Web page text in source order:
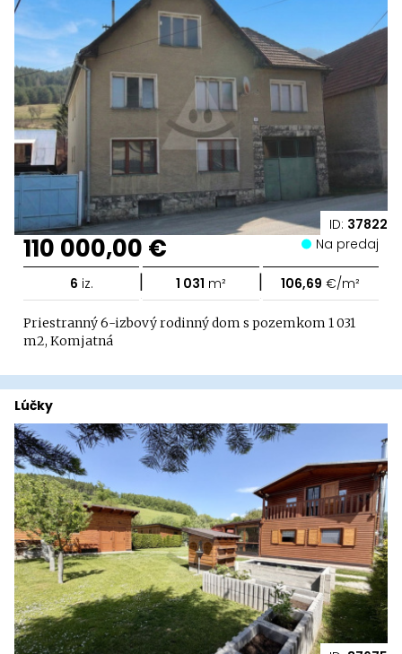
ID: 37822
110 000,00 € Na predaj
6 iz. | 1 031 m² | 106,69 €/m²
Priestranný 6-izbový rodinný dom s pozemkom 1 031
m2, Komjatná
Lúčky